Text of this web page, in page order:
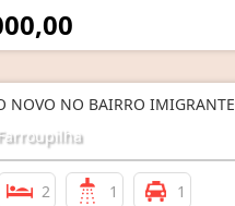
NOVO NO BAIRRO IMIGRANTE
2 1 1